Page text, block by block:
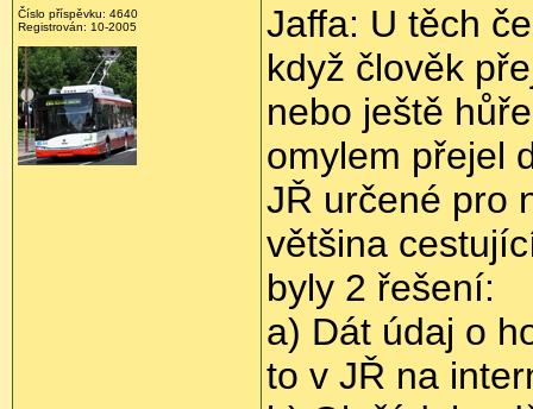
Číslo příspěvku: 4640
Registrován: 10-2005
Jaffa: U těch
když člověk
nebo ještě
omylem přejel
JŘ určené pro
většina
byly 2 řešení:
a) Dát údaj o
to v JŘ na